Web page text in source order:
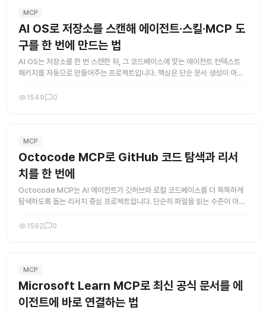
MCP
AI OS로 저장소를 스캔해 에이전트·스킬·MCP 도
구를 한 번에 만드는 법
AI OS는 저장소를 한 번 스캔한 뒤, 그 코드베이스에 맞는 에이전트 컨텍스트
패키지를 자동으로 만들어주는 프로젝트입니다. 핵심은 단순 문서 생성이 아니
1549 0
MCP
Octocode MCP로 GitHub 코드 탐색과 리서
치를 한 번에
Octocode MCP는 AI 에이전트가 깃허브와 로컬 코드베이스를 더 똑똑하게
탐색하도록 돕는 리서치 중심 프로젝트입니다. 단순히 파일을 읽는 수준이 아니
1592 0
MCP
Microsoft Learn MCP로 최신 공식 문서를 에
이전트에 바로 연결하는 법